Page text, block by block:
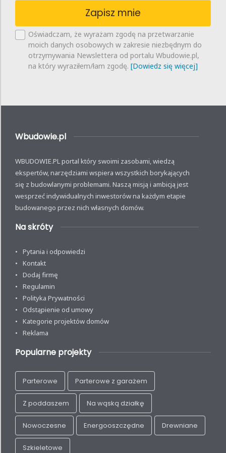
Zapisz mnie
Oświadczam, że wyrażam zgodę na przetwarzanie
moich danych osobowych w zakresie niezbędnym do
otrzymywania Newslettera od portalu Wbudowie.pl,
na który wyraziłem/łam zgodę. [Dowiedz się więcej]
Wbudowie.pl
WBUDOWIE.PL portal który swoimi zasobami, wiedzą
ekspertów, narzędziami wspiera wszystkich borykających
się z budowlanymi problemami. Naszą misją i ambicją jest
wesprzeć indywidualnych inwestorów na każdym etapie
budowanego przez nich własnych domów.
Na skróty
Pytania i odpowiedzi
Kontakt
Dodaj firmę
Regulamin
Polityka Prywatności
Odstąpienie od umowy
Kategorie projektów domów
Reklama
Popularne projekty
Parterowe Parterowe z garażem
Z poddaszem Na wąską działkę
Nowoczesne Energooszczędne Drewniane
Szkieletowe